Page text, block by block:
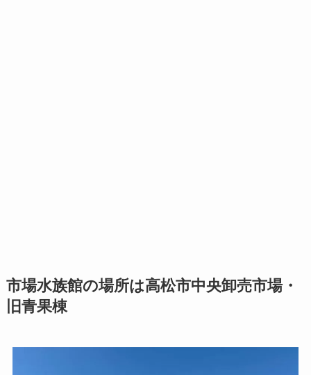
市場水族館の場所は高松市中央卸売市場・
旧青果棟